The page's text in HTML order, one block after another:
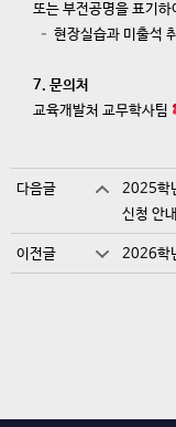
또는 부전공명을 표기하
– 현장실습과 미출석
7. 문의처
교육개발처 교무학사팀
다음글
2025학
신청 안내
이전글 2026학